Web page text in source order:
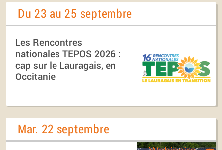
Du 23 au 25 septembre
Les Rencontres
nationales TEPOS 2026 :
cap sur le Lauragais, en
Occitanie
Mar. 22 septembre